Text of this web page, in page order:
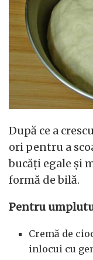
După ce a
ori pentru a
bucăți egale și
formă de bilă.
Pentru
Cremă de
inlocui cu